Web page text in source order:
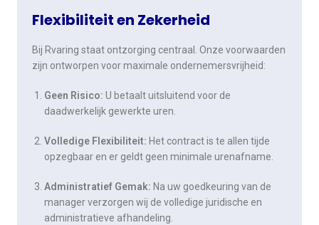
Flexibiliteit en Zekerheid
Bij Rvaring staat ontzorging centraal. Onze voorwaarden
zijn ontworpen voor maximale ondernemersvrijheid:
Geen Risico: U betaalt uitsluitend voor de
daadwerkelijk gewerkte uren.
Volledige Flexibiliteit: Het contract is te allen tijde
opzegbaar en er geldt geen minimale urenafname.
Administratief Gemak: Na uw goedkeuring van de
manager verzorgen wij de volledige juridische en
administratieve afhandeling.